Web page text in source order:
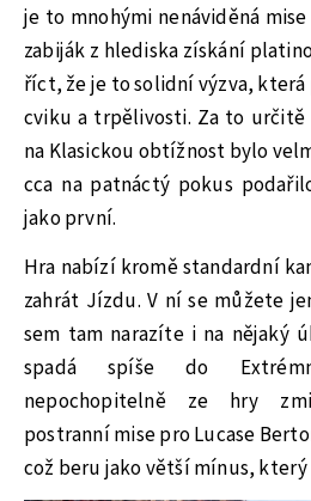
je to mnohými nenáviděná
zabiják z hlediska získání
říct, že je to solidní výzva,
cviku a trpělivosti. Za to
na Klasickou obtížnost bylo
cca na patnáctý pokus
jako první.
Hra nabízí kromě standardní
zahrát Jízdu. V ní se můžete
sem tam narazíte i na nějaký
spadá spíše do
nepochopitelně ze hry
postranní mise pro Lucase
což beru jako větší mínus, který